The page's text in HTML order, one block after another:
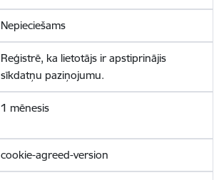
Nepieciešams
Reģistrē, ka lietotājs ir apstiprinājis
sīkdatņu paziņojumu.
1 mēnesis
cookie-agreed-version